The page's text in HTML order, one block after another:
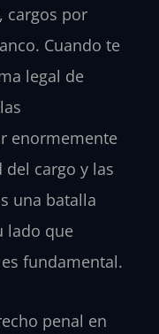
cargos por
Cuando te
legal de
enormemente
cargo y las
una batalla
lado que
fundamental.
penal en